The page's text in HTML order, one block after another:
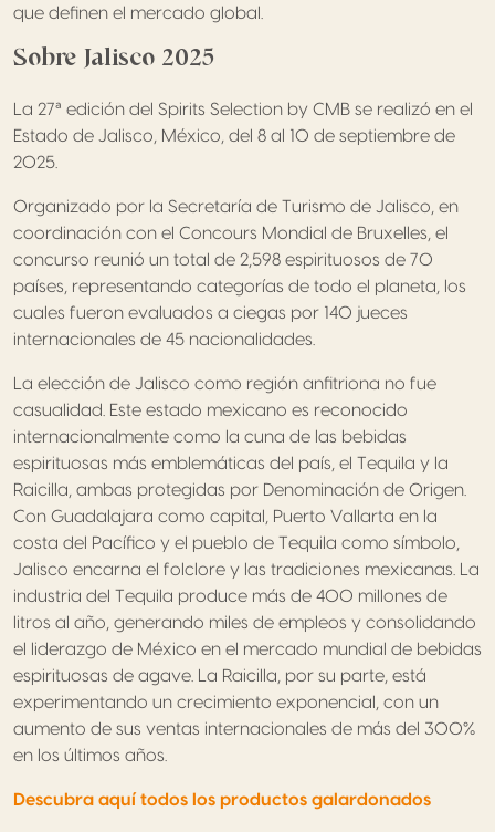
que definen el mercado global.
Sobre Jalisco 2025
La 27ª edición del Spirits Selection by CMB se realizó en el
Estado de Jalisco, México, del 8 al 10 de septiembre de
2025.
Organizado por la Secretaría de Turismo de Jalisco, en
coordinación con el Concours Mondial de Bruxelles, el
concurso reunió un total de 2,598 espirituosos de 70
países, representando categorías de todo el planeta, los
cuales fueron evaluados a ciegas por 140 jueces
internacionales de 45 nacionalidades.
La elección de Jalisco como región anfitriona no fue
casualidad. Este estado mexicano es reconocido
internacionalmente como la cuna de las bebidas
espirituosas más emblemáticas del país, el Tequila y la
Raicilla, ambas protegidas por Denominación de Origen.
Con Guadalajara como capital, Puerto Vallarta en la
costa del Pacífico y el pueblo de Tequila como símbolo,
Jalisco encarna el folclore y las tradiciones mexicanas. La
industria del Tequila produce más de 400 millones de
litros al año, generando miles de empleos y consolidando
el liderazgo de México en el mercado mundial de bebidas
espirituosas de agave. La Raicilla, por su parte, está
experimentando un crecimiento exponencial, con un
aumento de sus ventas internacionales de más del 300%
en los últimos años.
Descubra aquí todos los productos galardonados